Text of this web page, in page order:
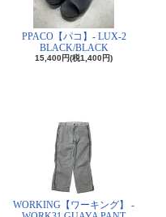
PPACO【パコ】- LUX-2
BLACK/BLACK
15,400円(税1,400円)
WORKING【ワーキング】 -